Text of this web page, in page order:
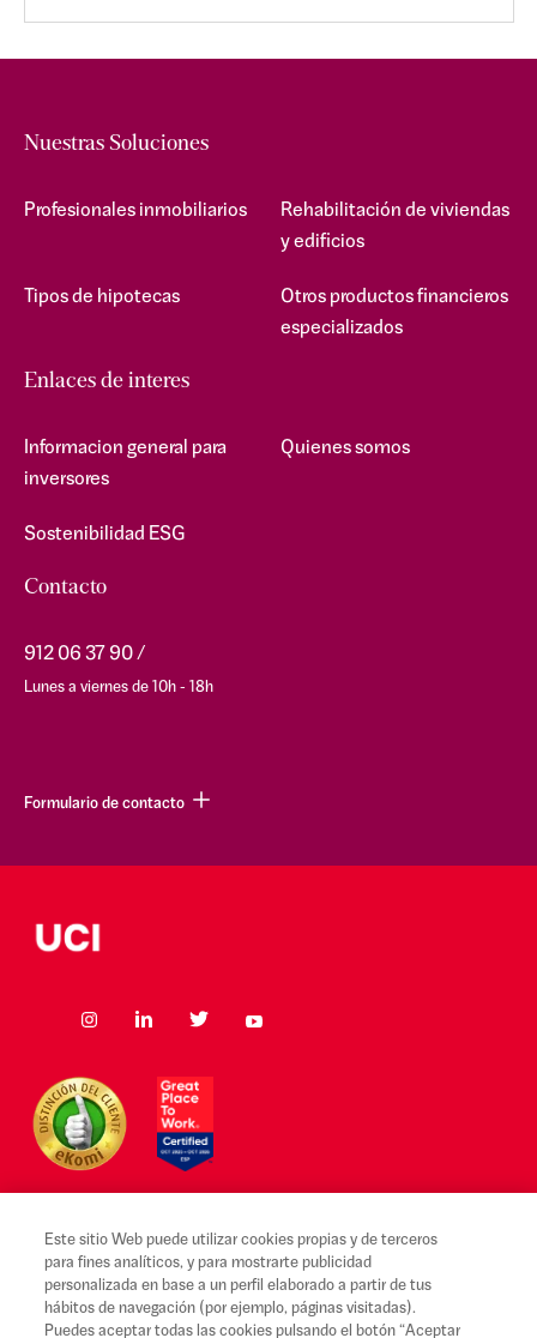
Nuestras Soluciones
Profesionales inmobiliarios
Rehabilitación de viviendas
y edificios
Tipos de hipotecas
Otros productos financieros
especializados
Enlaces de interes
Informacion general para
inversores
Quienes somos
Sostenibilidad ESG
Contacto
912 06 37 90
Lunes a viernes de 10h - 18h
Formulario de contacto
Aviso legal y Condiciones de uso
Este sitio Web puede utilizar cookies propias y de terceros
para fines analíticos, y para mostrarte publicidad
personalizada en base a un perfil elaborado a partir de tus
hábitos de navegación (por ejemplo, páginas visitadas).
Puedes aceptar todas las cookies pulsando el botón “Aceptar